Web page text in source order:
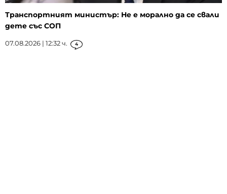
Транспортният министър: Не е морално да се свали
дете със СОП
07.08.2026 | 12:32 ч. 4